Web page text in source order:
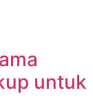
untuk